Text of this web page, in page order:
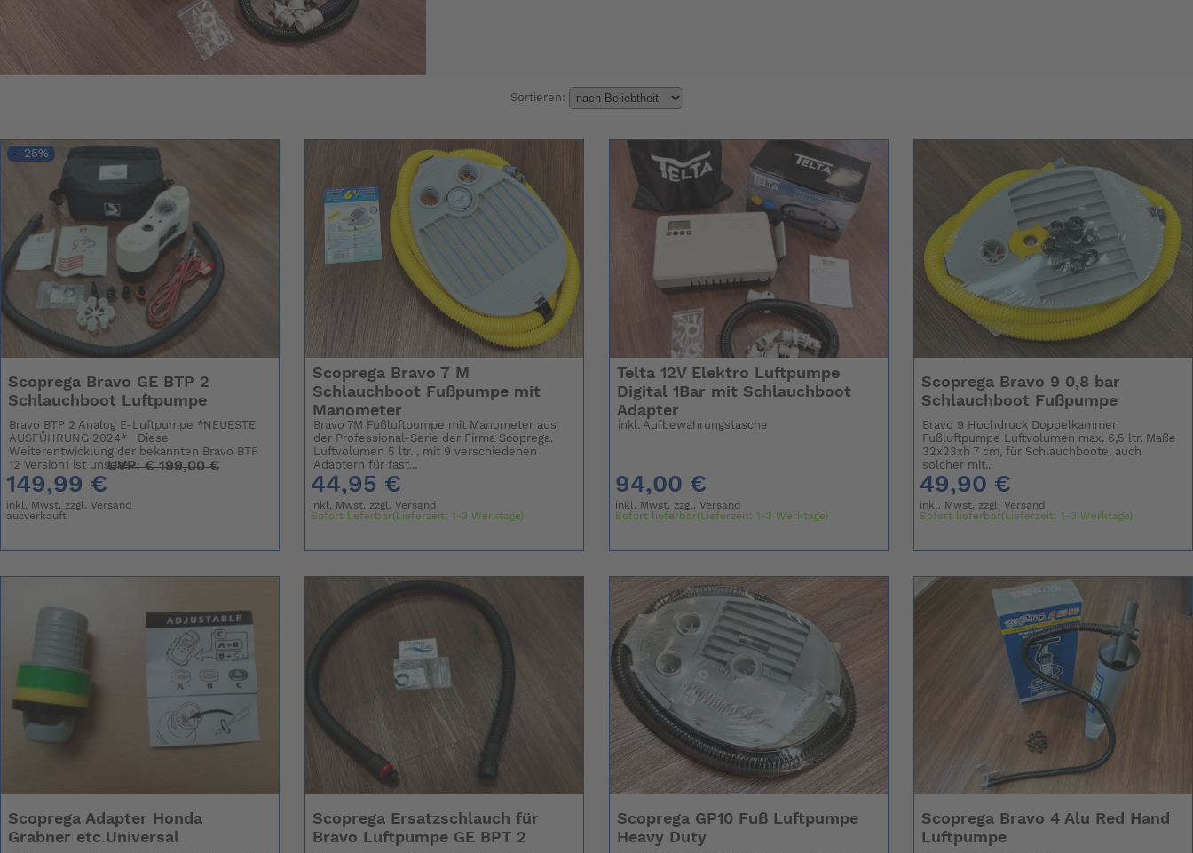
Sortieren:
- 25%
Scoprega Bravo GE BTP 2
Schlauchboot Luftpumpe
Bravo BTP 2 Analog E-Luftpumpe *NEUESTE
AUSFÜHRUNG 2024* Diese
Weiterentwicklung der bekannten Bravo BTP
12 Version1 ist unsere...
149,99 €
UVP:€199,00 €
inkl. Mwst. zzgl.Versand
ausverkauft
Scoprega Bravo 7 M
Schlauchboot Fußpumpe mit
Manometer
Bravo 7M Fußluftpumpe mit Manometer aus
der Professional-Serie der Firma Scoprega.
Luftvolumen 5 ltr. , mit 9 verschiedenen
Adaptern für fast...
44,95 €
inkl. Mwst. zzgl.Versand
Sofort lieferbar(Lieferzeit: 1-3 Werktage)
Telta 12V Elektro Luftpumpe
Digital 1Bar mit Schlauchboot
Adapter
inkl. Aufbewahrungstasche
94,00 €
inkl. Mwst. zzgl.Versand
Sofort lieferbar(Lieferzeit: 1-3 Werktage)
Scoprega Bravo 9 0,8 bar
Schlauchboot Fußpumpe
Bravo 9 Hochdruck Doppelkammer
Fußluftpumpe Luftvolumen max. 6,5 ltr. Maße
32x23xh 7 cm, für Schlauchboote, auch
solcher mit...
49,90 €
inkl. Mwst. zzgl.Versand
Sofort lieferbar(Lieferzeit: 1-3 Werktage)
Scoprega Adapter Honda
Grabner etc.Universal
Scoprega Ersatzschlauch für
Bravo Luftpumpe GE BPT 2
Scoprega GP10 Fuß Luftpumpe
Heavy Duty
Scoprega Bravo 4 Alu Red Hand
Luftpumpe